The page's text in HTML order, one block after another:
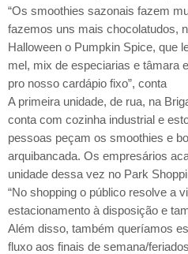
“Os smoothies sazonais fazem
fazemos uns mais chocolatudos,
Halloween o Pumpkin Spice, que
mel, mix de especiarias e tâmara
pro nosso cardápio fixo”, conta
A primeira unidade, de rua, na
conta com cozinha industrial e
pessoas peçam os smoothies e
arquibancada. Os empresários
unidade dessa vez no Park
“No shopping o público resolve a
estacionamento à disposição e
Além disso, também queríamos
fluxo aos finais de semana/